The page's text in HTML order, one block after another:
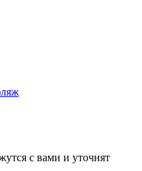
с вами и уточнят